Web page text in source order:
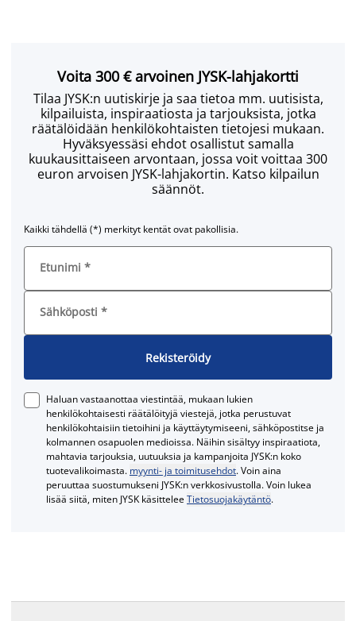
Voita 300 € arvoinen JYSK-lahjakortti
Tilaa JYSK:n uutiskirje ja saa tietoa mm. uutisista,
kilpailuista, inspiraatiosta ja tarjouksista, jotka
räätälöidään henkilökohtaisten tietojesi mukaan.
Hyväksyessäsi ehdot osallistut samalla
kuukausittaiseen arvontaan, jossa voit voittaa 300
euron arvoisen JYSK-lahjakortin. Katso kilpailun
säännöt.
Kaikki tähdellä (*) merkityt kentät ovat pakollisia.
Etunimi *
Sähköposti *
Rekisteröidy
Haluan vastaanottaa viestintää, mukaan lukien
henkilökohtaisesti räätälöityjä viestejä, jotka perustuvat
henkilökohtaisiin tietoihini ja käyttäytymiseeni, sähköpostitse ja
kolmannen osapuolen medioissa. Näihin sisältyy inspiraatiota,
mahtavia tarjouksia, uutuuksia ja kampanjoita JYSK:n koko
tuotevalikoimasta. myynti- ja toimitusehdot. Voin aina
peruuttaa suostumukseni JYSK:n verkkosivustolla. Voin lukea
lisää siitä, miten JYSK käsitteleeTietosuojakäytäntö.